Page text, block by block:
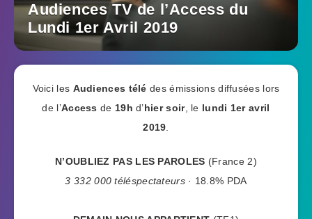
Audiences TV de l’Access du
Lundi 1er Avril 2019
Voici les Audiences télé des émissions diffusées lors
de l’Access de 19h d’hier soir, le lundi 1er avril
2019
N’OUBLIEZ PAS LES PAROLES (France 2)
3 332 000 téléspectateurs· 18.8% PDA